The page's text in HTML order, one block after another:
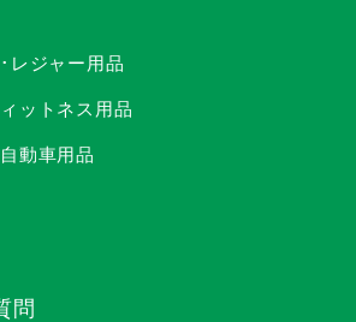
レジャー用品
ットネス用品
動車用品
問